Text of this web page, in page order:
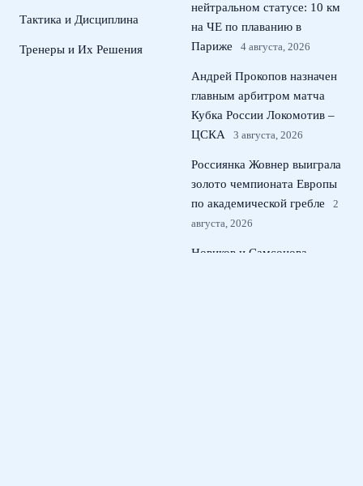
Тактика и Дисциплина
Тренеры и Их Решения
нейтральном статусе: 10 км
на ЧЕ по плаванию в
Париже
4 августа, 2026
Андрей Прокопов назначен
главным арбитром матча
Кубка России Локомотив –
ЦСКА
3 августа, 2026
Россиянка Жовнер выиграла
золото чемпионата Европы
по академической гребле
2
августа, 2026
Новиков и Самсонова –